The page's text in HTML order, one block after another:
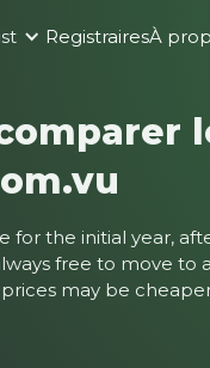
RegistrairesÀ
for the initial year,
free to move to
may be